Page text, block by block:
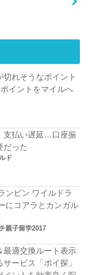
れそうなポイント
イントをマイルへ
支払い遅延…口座振
だった
ド
ンビン ワイルドラ
にコアラとカンガル
親子留学2017
最適交換ルート表示
ービス「ポイ探」